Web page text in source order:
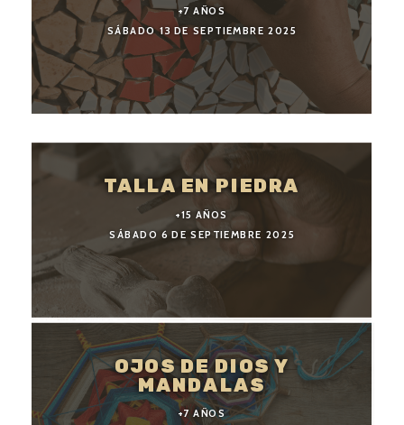
+7 AÑOS
SÁBADO 13 DE SEPTIEMBRE 2025
TALLA EN PIEDRA
+15 AÑOS
SÁBADO 6 DE SEPTIEMBRE 2025
OJOS DE DIOS Y
MANDALAS
+7 AÑOS